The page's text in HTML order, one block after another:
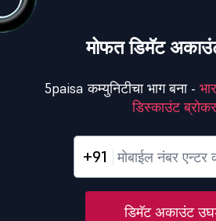
मोफत डिमॅट
5paisa कम्युनिटीचा भाग बना -
डिस्काउंट
+91
डिमॅट अकाउंट